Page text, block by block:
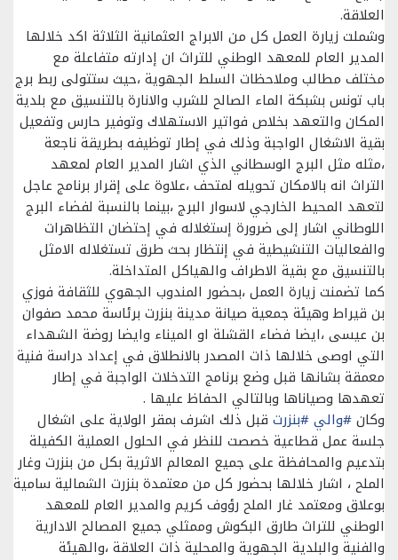
العلاقة.
وشملت زيارة العمل كل من الابراج العثمانية الثلاثة اكد خلالها
المدير العام للمعهد الوطني للتراث ان إدارته متفاعلة مع
مختلف مطالب وملاحظات السلط الجهوية ،حيث ستتولى ربط برج
باب تونس بشبكة الماء الصالح للشرب والانارة بالتنسيق مع بلدية
المكان والتعهد بخلاص فواتير الاستهلاك وتوفير حارس وتفعيل
بقية الاشغال الواجبة وذلك في إطار توظيفه بطريقة ناجعة
،مثله مثل البرج الوسطاني الذي اشار المدير العام لمعهد
التراث انه بالامكان تحويله لمتحف ،علاوة على إقرار برنامج عاجل
لتعهد المحيط الخارجي لاسوار البرج ،بينما بالنسبة لفضاء البرج
اللوطاني اشار إلى ضرورة إستغلاله في إحتضان التظاهرات
والفعاليات التنشيطية في إنتظار بحث طرق تستغلاله الامثل
بالتنسيق مع بقية الاطراف والهياكل المتداخلة.
كما تضمنت زيارة العمل ،بحضور المندوب الجهوي للثقافة فوزي
بن قيراط وهيئة جمعية صيانة مدينة بنزرت برئاسة محمد صفوان
بن عيسى ،ايضا فضاء القشلة او الميناء وايضا روضة الشهداء
التي اوصى خلالها ذات المصدر بالانطلاق في إعداد دراسة فنية
معمقة بشانها قبل وضع برنامج التدخلات الواجبة في إطار
تعهدها وصياناها وبالتالي الحفاظ عليها .
وكان#والي#بنزرت قبل ذلك اشرف بمقر الولاية على اشغال
جلسة عمل قطاعية خصصت للنظر في الحلول العملية الكفيلة
بتدعيم والمحافظة على جميع المعالم الاثرية بكل من بنزرت وغار
الملح ، اشار خلالها بحضور كل من معتمدة بنزرت الشمالية سامية
بوعلاق ومعتمد غار الملح رؤوف كريم والمدير العام للمعهد
الوطني للتراث طارق البكوش وممثلي جميع المصالح الادارية
والفنية والبلدية الجهوية والمحلية ذات العلاقة ،والهيئة